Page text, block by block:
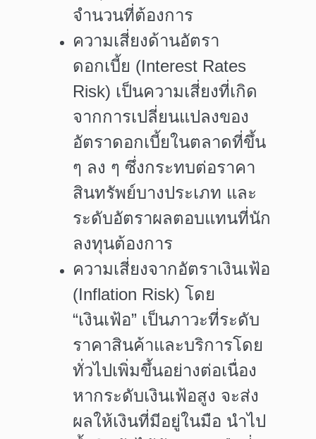
จำนวนที่ต้องการ
ความเสี่ยงด้านอัตรา
ดอกเบี้ย (Interest Rates
Risk) เป็นความเสี่ยงที่เกิด
จากการเปลี่ยนแปลงของ
อัตราดอกเบี้ยในตลาดที่ขึ้น
ๆ ลง ๆ ซึ่งกระทบต่อราคา
สินทรัพย์บางประเภท และ
ระดับอัตราผลตอบแทนที่นัก
ลงทุนต้องการ
ความเสี่ยงจากอัตราเงินเฟ้อ
(Inflation Risk) โดย
“เงินเฟ้อ” เป็นภาวะที่ระดับ
ราคาสินค้าและบริการโดย
ทั่วไปเพิ่มขึ้นอย่างต่อเนื่อง
หากระดับเงินเฟ้อสูง จะส่ง
ผลให้เงินที่มีอยู่ในมือ นำไป